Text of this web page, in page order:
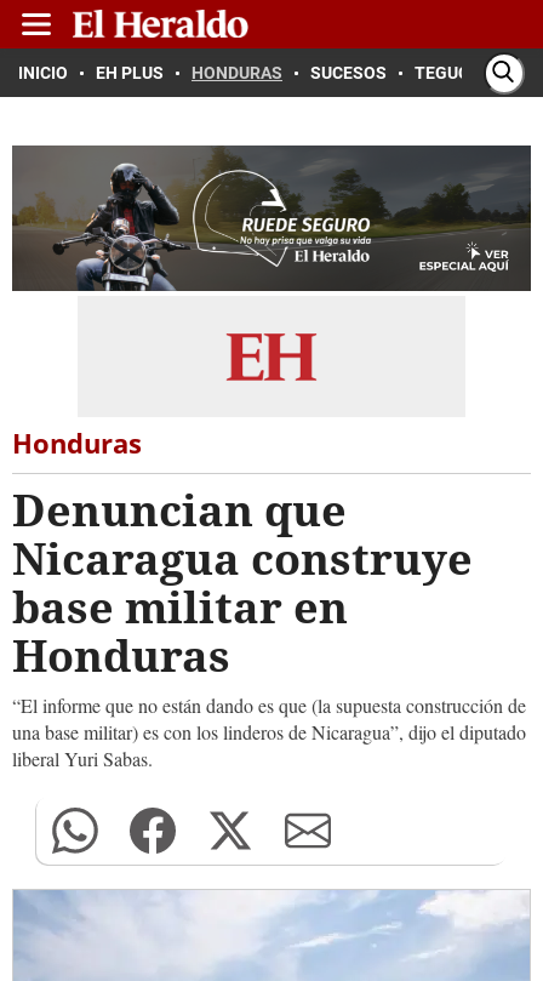
INICIO EH PLUS HONDURAS SUCESOS TEGUCIGALPA
Honduras
Denuncian que
Nicaragua construye
base militar en
Honduras
“El informe que no están dando es que (la supuesta construcción de
una base militar) es con los linderos de Nicaragua”, dijo el diputado
liberal Yuri Sabas.